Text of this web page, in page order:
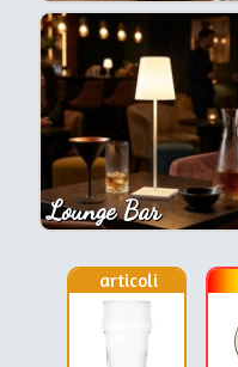
Lounge Bar
articoli